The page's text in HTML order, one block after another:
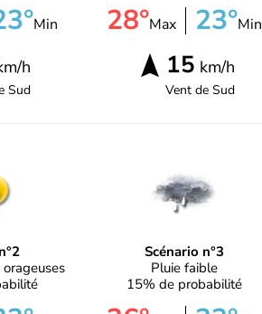
Min
h
Sud
28°Max 23°Min
15 km/h
Vent deSud
Scénario n°3
Pluie faible
15% de probabilité